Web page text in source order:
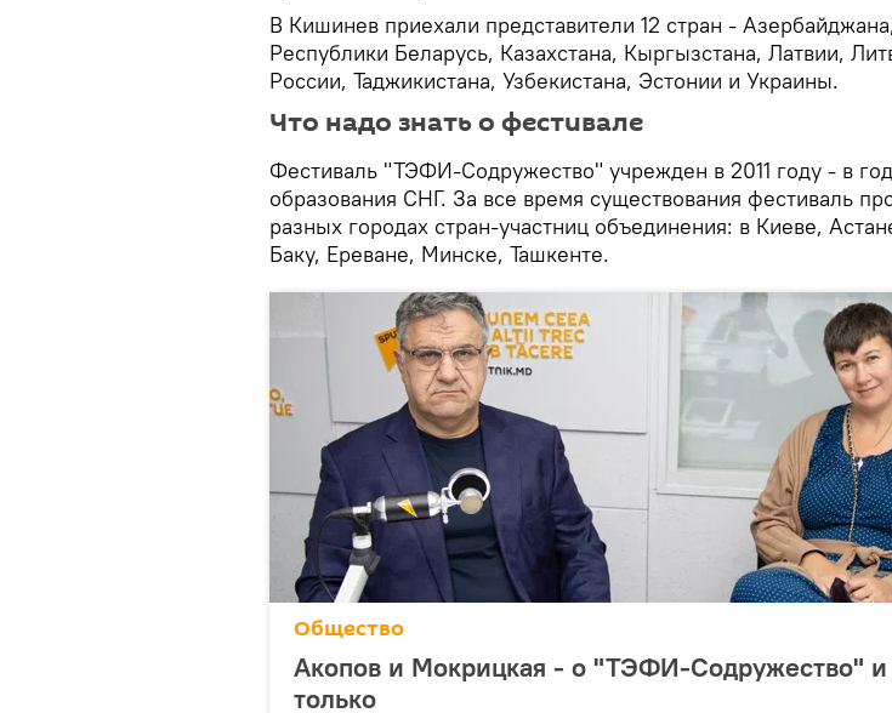
В Кишинев приехали представители 12 стран -
Республики Беларусь, Казахстана, Кыргызстана, Латвии,
России, Таджикистана, Узбекистана, Эстонии и Украины.
Что надо знать о фестивале
Фестиваль "ТЭФИ-Содружество" учрежден в 2011 году - в
образования СНГ. За все время существования фестиваль
разных городах стран-участниц объединения: в Киеве,
Баку, Ереване, Минске, Ташкенте.
Общество
Акопов и Мокрицкая - о "ТЭФИ-Содружество" и
только